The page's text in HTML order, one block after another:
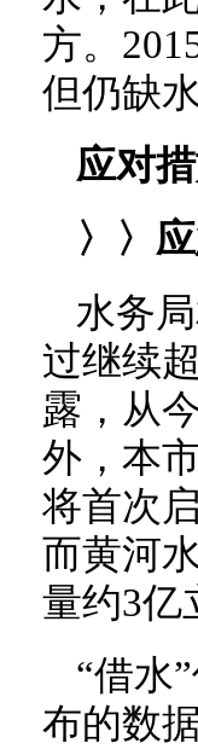
方。
但仍缺
应对
〉〉
水务
过继续
露，从
外，本
将首次
而黄河
量约3亿
“借水
布的数